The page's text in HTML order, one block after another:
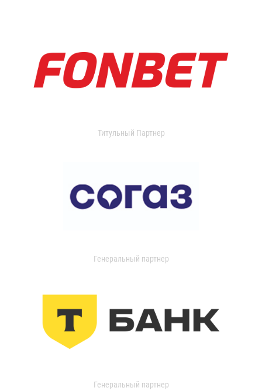
Титульный Партнер
Генеральный партнер
Генеральный партнер